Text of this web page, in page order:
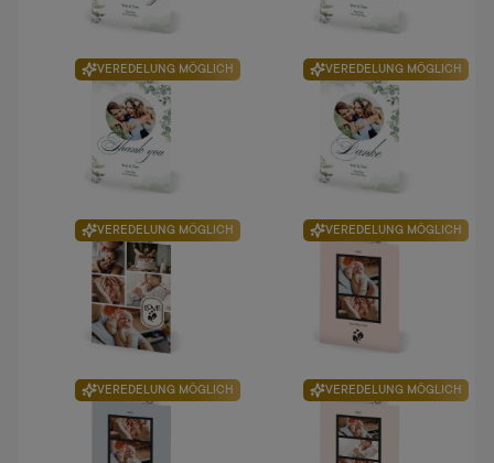
VEREDELUNG MÖGLICH VEREDELUNG MÖGLICH
VEREDELUNG MÖGLICH VEREDELUNG MÖGLICH
VEREDELUNG MÖGLICH VEREDELUNG MÖGLICH